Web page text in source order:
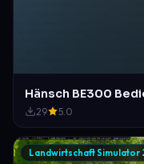
Hänsch BE300
29 5.0
Landwirtschaft Simulator